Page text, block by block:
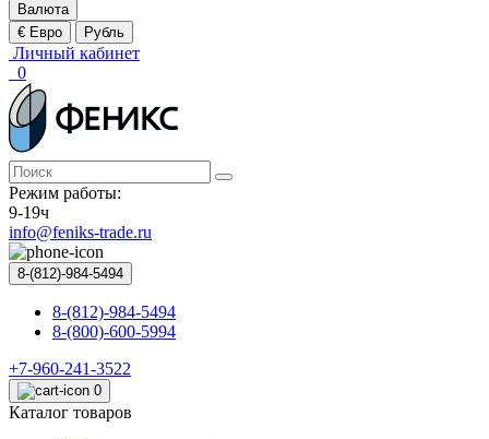
Валюта
€ Евро
Рубль
Личный кабинет
0
Режим работы:
9-19ч
info@feniks-trade.ru
8-(812)-984-5494
8-(812)-984-5494
8-(800)-600-5994
+7-960-241-3522
0
Каталог товаров